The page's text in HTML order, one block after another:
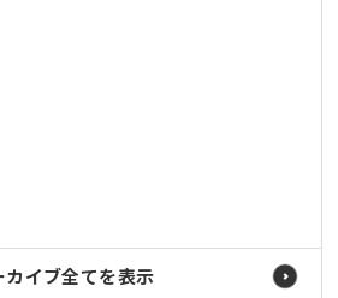
カイブ全てを表示